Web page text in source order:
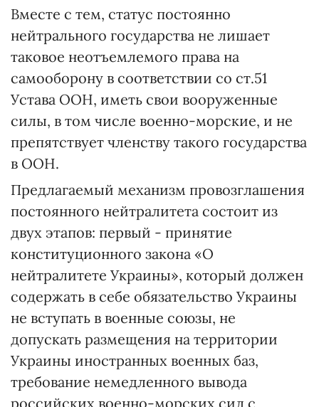
Вместе с тем, статус постоянно
нейтрального государства не лишает
таковое неотъемлемого права на
самооборону в соответствии со ст.51
Устава ООН, иметь свои вооруженные
силы, в том числе военно-морские, и не
препятствует членству такого государства
в ООН.
Предлагаемый механизм провозглашения
постоянного нейтралитета состоит из
двух этапов: первый - принятие
конституционного закона «О
нейтралитете Украины», который должен
содержать в себе обязательство Украины
не вступать в военные союзы, не
допускать размещения на территории
Украины иностранных военных баз,
требование немедленного вывода
российских военно-морских сил с